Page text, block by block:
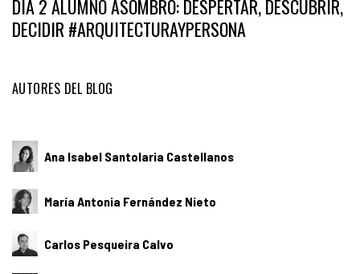
DIA 2 ALUMNO ASOMBRO: DESPERTAR, DESCUBRIR,
DECIDIR #ARQUITECTURAYPERSONA
AUTORES DEL BLOG
Ana Isabel Santolaria Castellanos
María Antonia Fernández Nieto
Carlos Pesqueira Calvo